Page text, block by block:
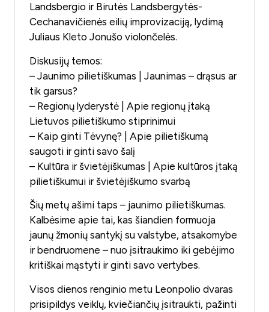
Landsbergio ir Birutės Landsbergytės-
Cechanavičienės eilių improvizaciją, lydimą
Juliaus Kleto Jonušo violončelės.
Diskusijų temos:
– Jaunimo pilietiškumas | Jaunimas – drąsus ar
tik garsus?
– Regionų lyderystė | Apie regionų įtaką
Lietuvos pilietiškumo stiprinimui
– Kaip ginti Tėvynę? | Apie pilietiškumą
saugoti ir ginti savo šalį
– Kultūra ir švietėjiškumas | Apie kultūros įtaką
pilietiškumui ir švietėjiškumo svarbą
Šių metų ašimi taps – jaunimo pilietiškumas.
Kalbėsime apie tai, kas šiandien formuoja
jaunų žmonių santykį su valstybe, atsakomybe
ir bendruomene – nuo įsitraukimo iki gebėjimo
kritiškai mąstyti ir ginti savo vertybes.
Visos dienos renginio metu Leonpolio dvaras
prisipildys veiklų, kviečiančių įsitraukti, pažinti